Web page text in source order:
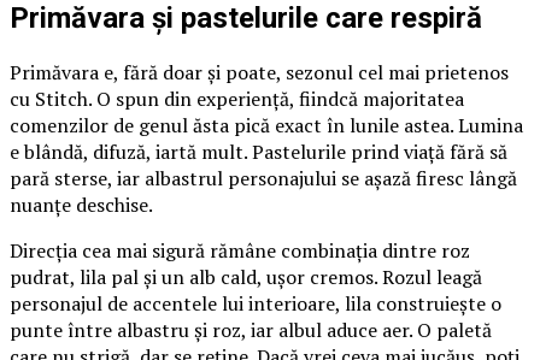
Primăvara și pastelurile care respiră
Primăvara e, fără doar și poate, sezonul cel mai prietenos
cu Stitch. O spun din experiență, fiindcă majoritatea
comenzilor de genul ăsta pică exact în lunile astea. Lumina
e blândă, difuză, iartă mult. Pastelurile prind viață fără să
pară sterse, iar albastrul personajului se așază firesc lângă
nuanțe deschise.
Direcția cea mai sigură rămâne combinația dintre roz
pudrat, lila pal și un alb cald, ușor cremos. Rozul leagă
personajul de accentele lui interioare, lila construiește o
punte între albastru și roz, iar albul aduce aer. O paletă